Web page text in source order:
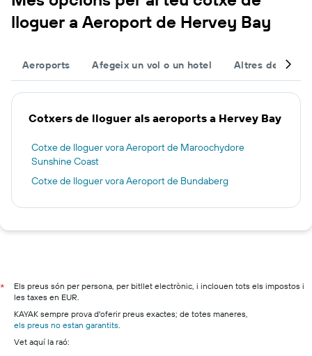
lloguer a Aeroport de Hervey Bay
Aeroports Afegeix un vol o un hotel Altres
Cotxers de lloguer als aeroports a Hervey Bay
Cotxe de lloguer vora Aeroport de Maroochydore
Sunshine Coast
Cotxe de lloguer vora Aeroport de Bundaberg
*
Els preus són per persona, per bitllet electrònic, i inclouen tots els impostos i
les taxes en EUR.
KAYAK sempre prova d'oferir preus exactes; de totes maneres,
els preus no estan garantits
Vet aquí la raó: